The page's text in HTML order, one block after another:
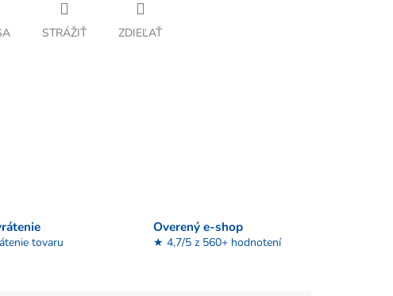
STRÁŽIŤ ZDIEĽAŤ
tovaru
Overený e-shop
★ 4,7/5 z 560+ hodnotení